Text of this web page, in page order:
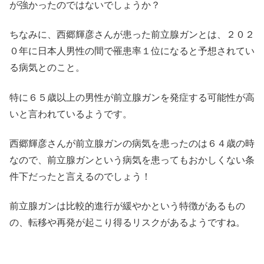
が強かったのではないでしょうか？
ちなみに、西郷輝彦さんが患った前立腺ガンとは、２０２
０年に日本人男性の間で罹患率１位になると予想されてい
る病気とのこと。
特に６５歳以上の男性が前立腺ガンを発症する可能性が高
いと言われているようです。
西郷輝彦さんが前立腺ガンの病気を患ったのは６４歳の時
なので、前立腺ガンという病気を患ってもおかしくない条
件下だったと言えるのでしょう！
前立腺ガンは比較的進行が緩やかという特徴があるもの
の、転移や再発が起こり得るリスクがあるようですね。